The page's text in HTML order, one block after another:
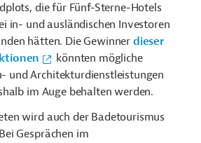
die für Fünf-Sterne-Hotels
in- und ausländischen Investoren
hätten. Die Gewinner dieser
könnten mögliche
und Architekturdienstleistungen
im Auge behalten werden.
wird auch der Badetourismus
Gesprächen im